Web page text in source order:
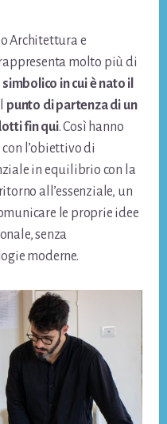
Architettura e
molto più di
simbolico in cui è nato il
punto di partenza di un
fin qui. Così hanno
l’obiettivo di
in equilibrio con la
all’essenziale, un
le proprie idee
senza
moderne.